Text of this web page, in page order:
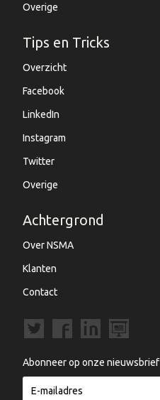
Overige
Tips en Tricks
Overzicht
Facebook
LinkedIn
Instagram
Twitter
Overige
Achtergrond
Over NSMA
Klanten
Contact
Abonneer op onze nieuwsbrief